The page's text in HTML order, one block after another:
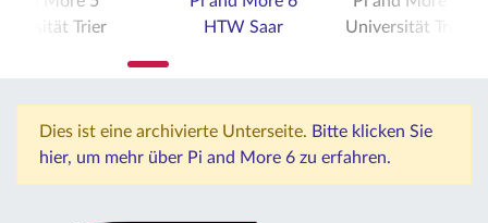
Trier
HTW Saar
Universität Trier
Dies ist eine archivierte Unterseite. Bitte klicken Sie
hier, um mehr über Pi and More 6 zu erfahren.